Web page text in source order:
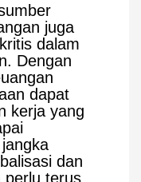
juga
dalam
Dengan
dapat
kerja yang
dan
perlu terus